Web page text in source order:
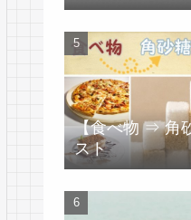
方
【食べ物 ⇒ 角
スト